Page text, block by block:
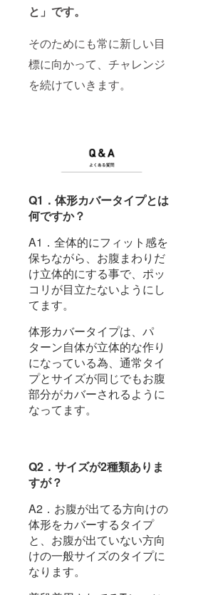
と」です。
そのためにも常に新しい目
標に向かって、チャレンジ
を続けていきます。
Q1．体形カバータイプとは
何ですか？
A1．全体的にフィット感を
保ちながら、お腹まわりだ
け立体的にする事で、ポッ
コリが目立たないようにし
てます。
体形カバータイプは、パ
ターン自体が立体的な作り
になっている為、通常タイ
プとサイズが同じでもお腹
部分がカバーされるように
なってます。
Q2．サイズが2種類ありま
すが？
A2．お腹が出てる方向けの
体形をカバーするタイプ
と、お腹が出ていない方向
けの一般サイズのタイプに
なります。